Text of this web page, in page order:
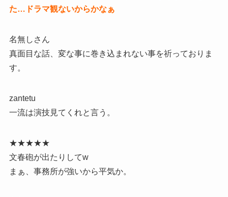
た…ドラマ観ないからかなぁ
名無しさん
真面目な話、変な事に巻き込まれない事を祈っておりま
す。
zantetu
一流は演技見てくれと言う。
★★★★★
文春砲が出たりしてw
まぁ、事務所が強いから平気か。